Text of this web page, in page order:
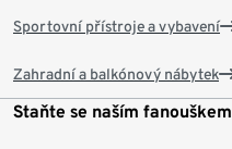
Sportovní přístroje a vybavení
Zahradní a balkónový nábytek
Staňte se naším fanouškem